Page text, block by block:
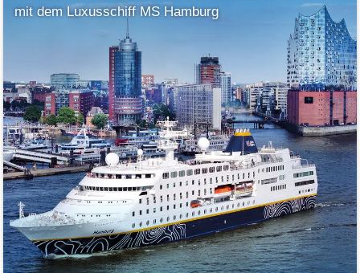
mit dem Luxusschiff MS Hamburg